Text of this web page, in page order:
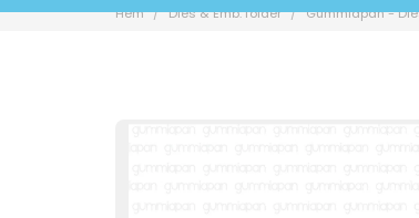
Hem Dies & Emb. folder Gummiapan -